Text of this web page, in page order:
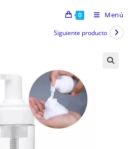
0 Menú
Siguiente producto